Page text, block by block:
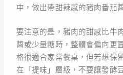
中，做出帶甜辣感的豬肉番茄
要注意的是，豬肉的甜感比牛
醬或少量糖時，整體會偏向更
格很適合家常餐桌，但若想保
在「提味」層級，不要讓發酵